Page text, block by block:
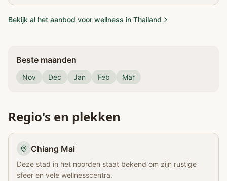
Bekijk al het aanbod voor wellness in Thailand
Beste maanden
Nov Dec Jan Feb Mar
Regio's en plekken
Chiang Mai
Deze stad in het noorden staat bekend om zijn rustige
sfeer en vele wellnesscentra.